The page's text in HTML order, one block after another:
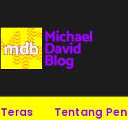
Teras Tentang